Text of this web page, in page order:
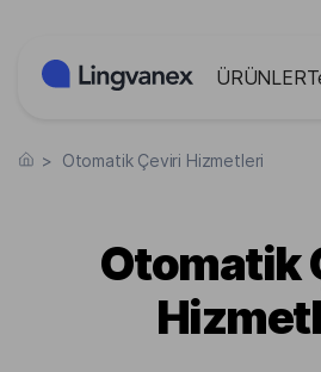
ÜRÜNLER
> Otomatik Çeviri Hizmetleri
Otomatik